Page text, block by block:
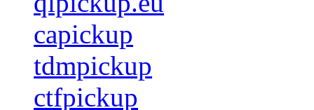
capickup
tdmpickup
ctfpickup